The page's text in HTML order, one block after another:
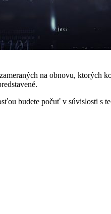
na obnovu, ktorých
budete počuť v súvislosti s